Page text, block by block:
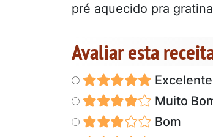
pré aquecido pra
Avaliar esta
Muito
Bom